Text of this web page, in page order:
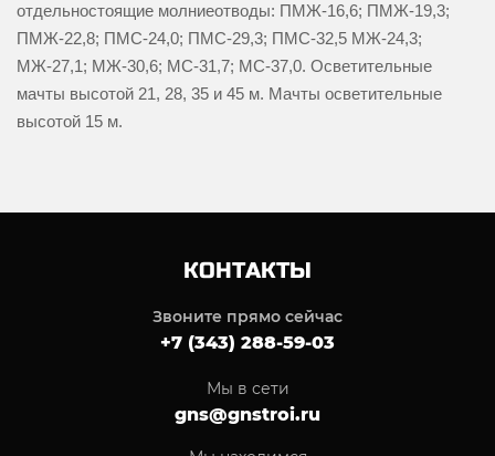
отдельностоящие молниеотводы: ПМЖ-16,6; ПМЖ-19,3;
ПМЖ-22,8; ПМС-24,0; ПМС-29,3; ПМС-32,5 МЖ-24,3;
МЖ-27,1; МЖ-30,6; МС-31,7; МС-37,0. Осветительные
мачты высотой 21, 28, 35 и 45 м. Мачты осветительные
высотой 15 м.
КОНТАКТЫ
Звоните прямо сейчас
+7 (343) 288-59-03
Мы в сети
gns@gnstroi.ru